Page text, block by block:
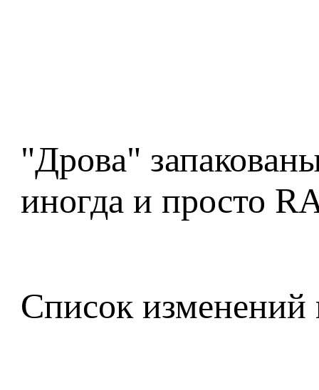
"Дрова"
иногда и просто
Список изменений